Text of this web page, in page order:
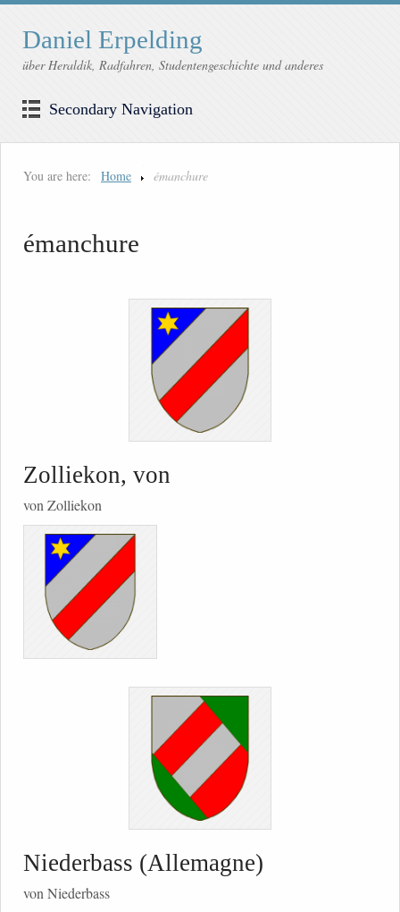
Daniel Erpelding
über Heraldik, Radfahren, Studentengeschichte und anderes
Secondary Navigation
You are here: Home émanchure
émanchure
Zolliekon, von
von Zolliekon
Niederbass (Allemagne)
von Niederbass